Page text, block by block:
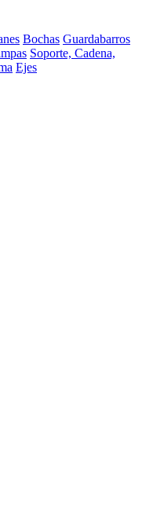
Bochas Guardabarros
Soporte, Cadena,
Ejes